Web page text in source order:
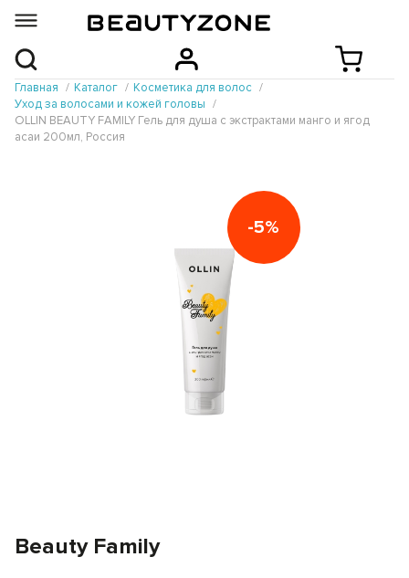
Главная Каталог
Косметика для волос
Уход за волосами и кожей головы
OLLIN BEAUTY FAMILY Гель для душа с экстрактами манго и ягод
асаи 200мл, Россия
-5%
Beauty Family